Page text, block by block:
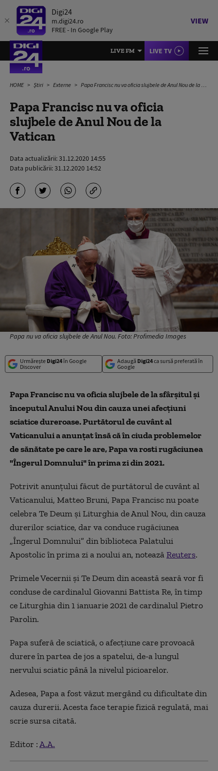
Digi24
m.digi24.ro
FREE - In Google Play
VIEW
LIVE FM LIVE TV
HOME Știri Externe Papa Francisc nu va oficia slujbele de Anul Nou de la Vatican
Papa Francisc nu va oficia
slujbele de Anul Nou de la
Vatican
Data actualizării:31.12.2020 14:55
Data publicării:31.12.2020 14:52
Papa nu va oficia slujbele de Anul Nou. Foto: Profimedia Images
Urmărește Digi24în Google
Discover
Adaugă Digi24ca sursă preferată în
Google
Papa Francisc nu va oficia slujbele de la sfârșitul și
începutul Anului Nou din cauza unei afecțiuni
sciatice dureroase. Purtătorul de cuvânt al
Vaticanului a anunțat însă că în ciuda problemelor
de sănătate pe care le are, Papa va rosti rugăciunea
"Îngerul Domnului" în prima zi din 2021.
Potrivit anunțului făcut de purtătorul de cuvânt al
Vaticanului, Matteo Bruni, Papa Francisc nu poate
celebra Te Deum și Liturghia de Anul Nou, din cauza
durerilor sciatice, dar va conduce rugăciunea
„Îngerul Domnului” din biblioteca Palatului
Apostolic în prima zi a noului an, noteazăReuters.
Primele Vecernii și Te Deum din această seară vor fi
conduse de cardinalul Giovanni Battista Re, în timp
ce Liturghia din 1 ianuarie 2021 de cardinalul Pietro
Parolin.
Papa suferă de sciatică, o afecțiune care provoacă
durere în partea de jos a spatelui, de-a lungul
nervului sciatic până la nivelul picioarelor.
Adesea, Papa a fost văzut mergând cu dificultate din
cauza durerii. Acesta face terapie fizică regulată, mai
scrie sursa citată.
Editor :A.A.